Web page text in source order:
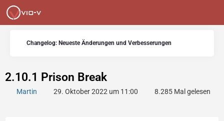
Changelog: Neueste Änderungen und Verbesserungen
2.10.1 Prison Break
Martin 29. Oktober 2022 um 11:00 8.285 Mal gelesen